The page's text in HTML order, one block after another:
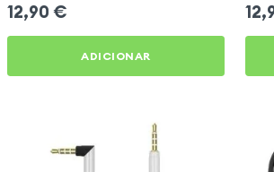
12,90 €
ADICIONAR